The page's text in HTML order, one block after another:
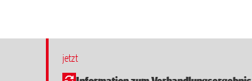
jetzt